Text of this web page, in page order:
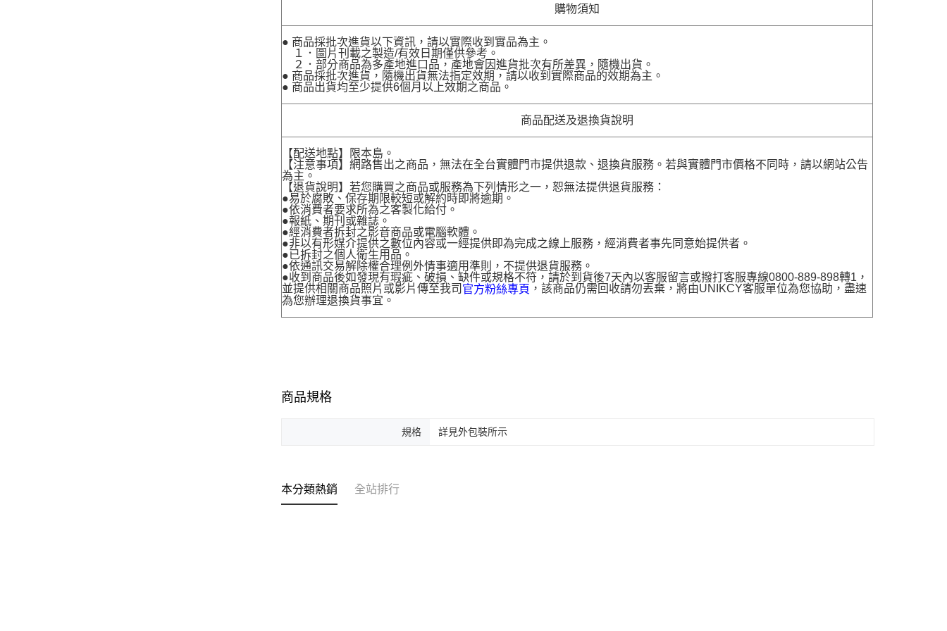
購物須知
● 商品採批次進貨以下資訊，請以實際收到實品為主。
１．圖片刊載之製造/有效日期僅供參考。
２．部分商品為多產地進口品，產地會因進貨批次有所差異，隨機出貨。
● 商品採批次進貨，隨機出貨無法指定效期，請以收到實際商品的效期為主。
● 商品出貨均至少提供6個月以上效期之商品。
商品配送及退換貨說明
【配送地點】限本島。
【注意事項】網路售出之商品，無法在全台實體門市提供退款、退換貨服務。若與實體門市價格不同時，請以網站公告
為主。
【退貨說明】若您購買之商品或服務為下列情形之一，恕無法提供退貨服務：
●易於腐敗、保存期限較短或解約時即將逾期。
●依消費者要求所為之客製化給付。
●報紙、期刊或雜誌。
●經消費者拆封之影音商品或電腦軟體。
●非以有形媒介提供之數位內容或一經提供即為完成之線上服務，經消費者事先同意始提供者。
●已拆封之個人衛生用品。
●依通訊交易解除權合理例外情事適用準則，不提供退貨服務。
●收到商品後如發現有瑕疵、破損、缺件或規格不符，請於到貨後7天內以客服留言或撥打客服專線0800-889-898轉1，
並提供相關商品照片或影片傳至我司 官方粉絲專頁 ，該商品仍需回收請勿丟棄，將由UNIKCY客服單位為您協助，盡速
為您辦理退換貨事宜。
商品規格
規格 詳見外包裝所示
本分類熱銷 全站排行